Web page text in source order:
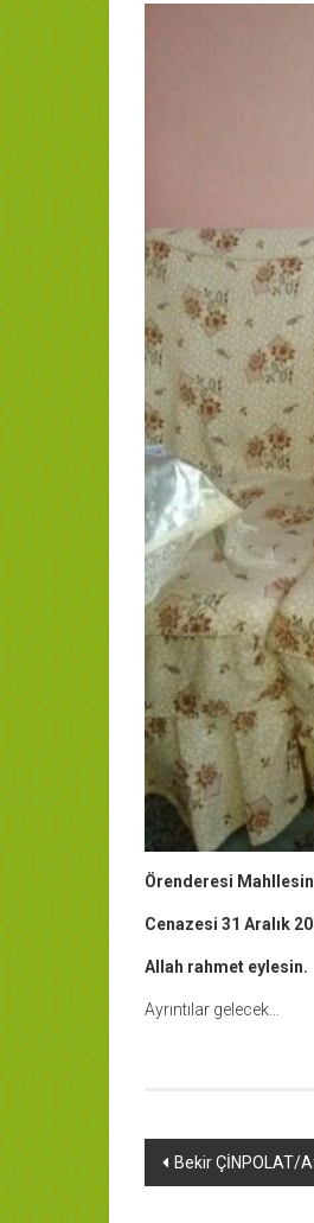
Örenderesi
Cenazesi 31 Aralık
Allah rahmet eylesin.
Ayrıntılar gelecek…
Yazı
Bekir ÇİNPOLAT/